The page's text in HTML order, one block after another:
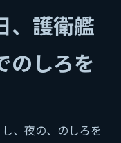
、護衛艦
のしろを
、夜の、のしろを